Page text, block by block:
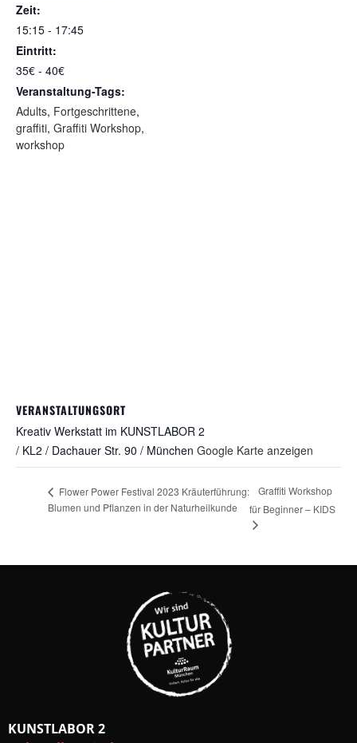
Zeit:
15:15 - 17:45
Eintritt:
35€ - 40€
Veranstaltung-Tags:
Adults, Fortgeschrittene,
graffiti, Graffiti Workshop,
workshop
VERANSTALTUNGSORT
Kreativ Werkstatt im KUNSTLABOR 2
/ KL2 / Dachauer Str. 90 / München Google Karte anzeigen
Flower Power Festival 2023 Kräuterführung:
Blumen und Pflanzen in der Naturheilkunde
Graffiti Workshop
für Beginner – KIDS
KUNSTLABOR 2